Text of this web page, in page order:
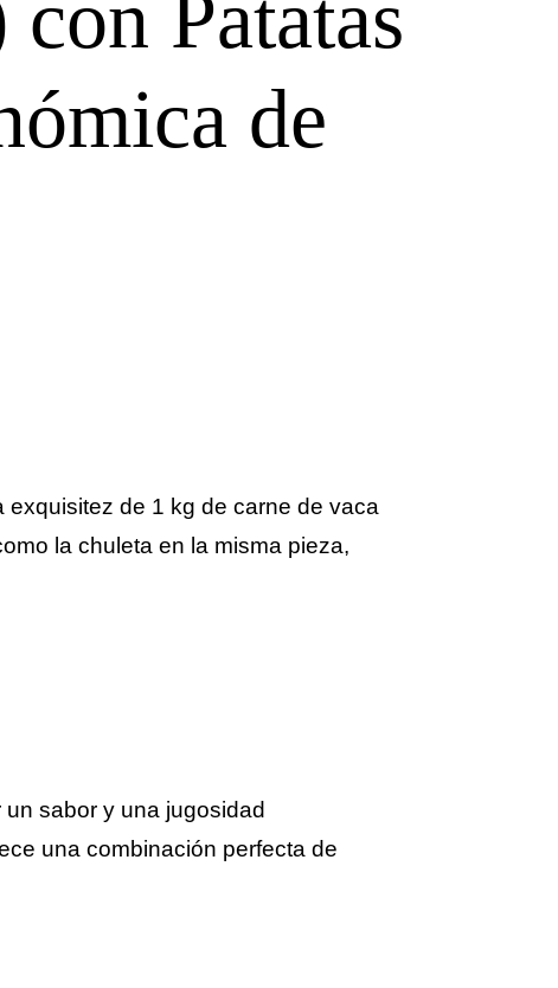
Patatas
de
exquisitez de 1 kg de carne de vaca
la chuleta en la misma pieza,
sabor y una jugosidad
una combinación perfecta de